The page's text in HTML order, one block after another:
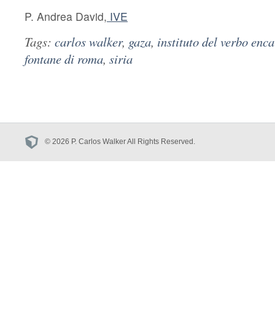
P. Andrea David, IVE
Tags: carlos walker, gaza, instituto del verbo
fontane di roma, siria
© 2026 P. Carlos Walker All Rights Reserved.